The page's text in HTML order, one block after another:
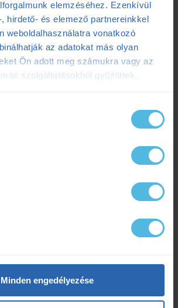
elemzéséhez. Ezenkívül
hirdető- és elemező partnereinkkel
weboldalhasználatra vonatkozó
az adatokat más olyan
Ön adott meg számukra vagy az
szolgáltatásokból gyűjtöttek.
Minden engedélyezése
István sikeres egyéni teljesítése 2025.05.06.
edzés
pulzus pályateszt